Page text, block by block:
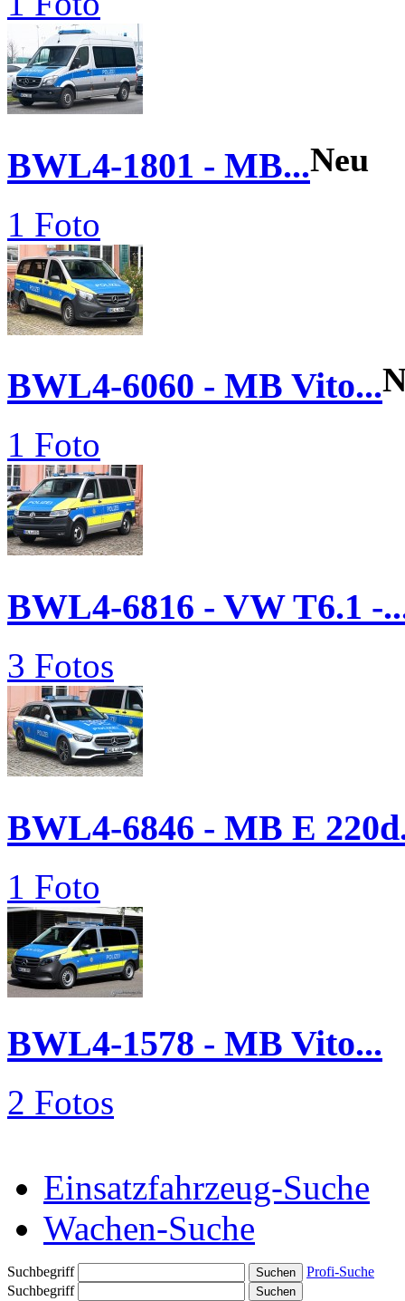
BWL4-1801 - MB...Neu
1 Foto
BWL4-6060 - MB Vito...
1 Foto
BWL4-6816 - VW T6.1 -
3 Fotos
BWL4-6846 - MB E
1 Foto
BWL4-1578 - MB Vito...
2 Fotos
Einsatzfahrzeug-Suche
Wachen-Suche
Suchbegriff
Profi-Suche
Suchbegriff